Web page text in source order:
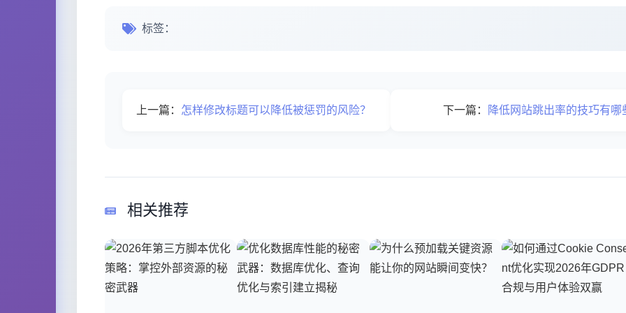
标签：
上一篇： 怎样修改标题可以降低被惩罚的风险？ 下一篇： 降低网站跳出率的技巧有哪
相关推荐